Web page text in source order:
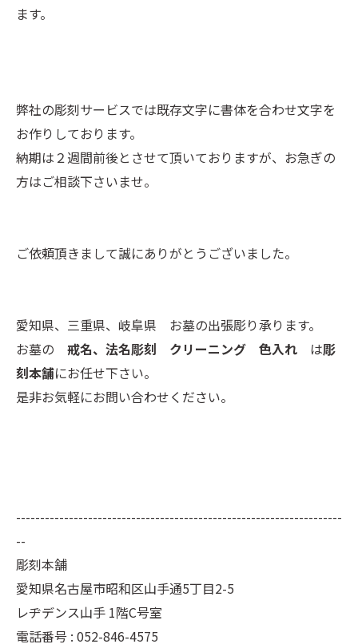
ます。
弊社の彫刻サービスでは既存文字に書体を合わせ文字を
お作りしております。
納期は２週間前後とさせて頂いておりますが、お急ぎの
方はご相談下さいませ。
ご依頼頂きまして誠にありがとうございました。
愛知県、三重県、岐阜県 お墓の出張彫り承ります。
お墓の 戒名、法名彫刻 クリーニング 色入れ は彫
刻本舗にお任せ下さい。
是非お気軽にお問い合わせください。
--------------------------------------------------------------------
--
彫刻本舗
愛知県名古屋市昭和区山手通5丁目2-5
レヂデンス山手 1階C号室
電話番号 : 052-846-4575